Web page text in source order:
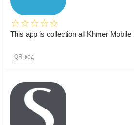
This app is collection all Khmer Mobile
QR-код